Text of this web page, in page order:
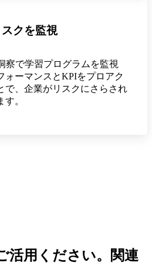
クを監視
察で学習プログラムを監視
ォーマンスとKPIをプロアク
で、企業がリスクにさらされ
。
活用ください。関連